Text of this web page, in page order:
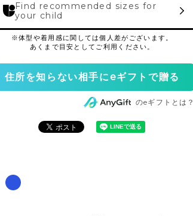
Find recommended sizes for
your child
住所を知らない相手にeギフトで贈る
のeギフトとは？